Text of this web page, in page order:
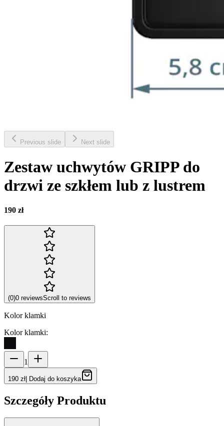
Previous slide Next slide
Zestaw uchwytów GRIPP do
drzwi ze szkłem lub z lustrem
190 zł
(0)0 reviewsScroll to reviews
Kolor klamki
Kolor klamki:
1
190 zł Dodaj do koszyka
Szczegóły Produktu